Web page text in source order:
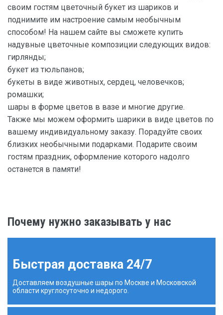
своим гостям цветочный букет из шариков и
поднимите им настроение самым необычным
способом! На нашем сайте вы сможете купить
надувные цветочные композиции следующих видов:
гирлянды;
букет из тюльпанов;
букеты в виде животных, сердец, человечков;
ромашки;
шары в форме цветов в вазе и многие другие.
Также мы можем оформить шарики в виде цветов по
вашему индивидуальному заказу. Порадуйте своих
близких необычными подарками. Подарите своим
гостям праздник, оформление которого надолго
останется в памяти!
Почему нужно заказывать у нас
Быстрая доставка 24/7
Доставляем воздушные шары по Москве и Московской
области круглосуточно и недорого.